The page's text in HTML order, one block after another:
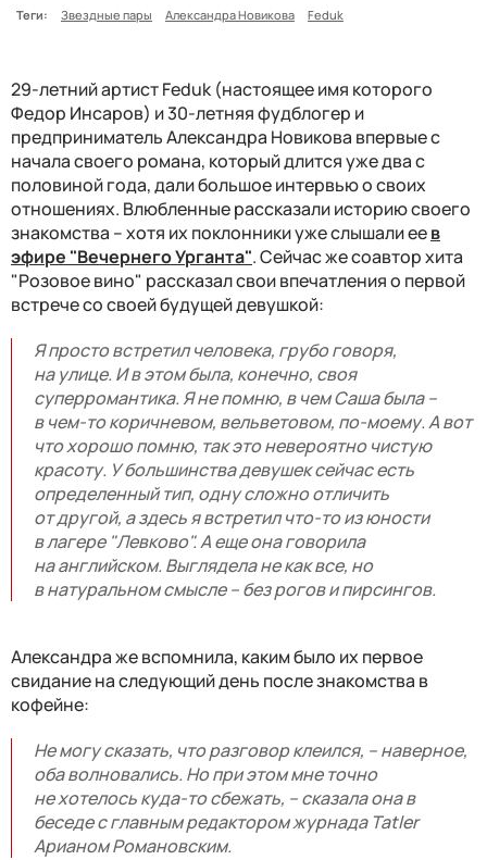
Теги:
Звездные пары Александра Новикова Feduk
29-летний артист Feduk (настоящее имя которого
Федор Инсаров) и 30-летняя фудблогер и
предприниматель Александра Новикова впервые с
начала своего романа, который длится уже два с
половиной года, дали большое интервью о своих
отношениях. Влюбленные рассказали историю своего
знакомства – хотя их поклонники уже слышали еев
эфире "Вечернего Урганта". Сейчас же соавтор хита
"Розовое вино" рассказал свои впечатления о первой
встрече со своей будущей девушкой:
Я просто встретил человека, грубо говоря,
на улице. И в этом была, конечно, своя
суперромантика. Я не помню, в чем Саша была –
в чем-то коричневом, вельветовом, по-моему. А вот
что хорошо помню, так это невероятно чистую
красоту. У большинства девушек сейчас есть
определенный тип, одну сложно отличить
от другой, а здесь я встретил что-то из юности
в лагере "Левково". А еще она говорила
на английском. Выглядела не как все, но
в натуральном смысле – без рогов и пирсингов.
Александра же вспомнила, каким было их первое
свидание на следующий день после знакомства в
кофейне:
Не могу сказать, что разговор клеился, – наверное,
оба волновались. Но при этом мне точно
не хотелось куда-то сбежать, – сказала она в
беседе с главным редактором журнада Tatler
Арианом Романовским.